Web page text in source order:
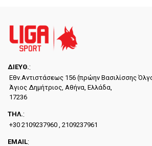
ΔΙΕYΘ.:
Εθν.Αντιστάσεως 156 (πρώην Βασιλίσσης
Άγιος Δημήτριος, Αθήνα, Ελλάδα,
17236
ΤΗΛ.:
+30 2109237960 , 2109237961
EMAIL: